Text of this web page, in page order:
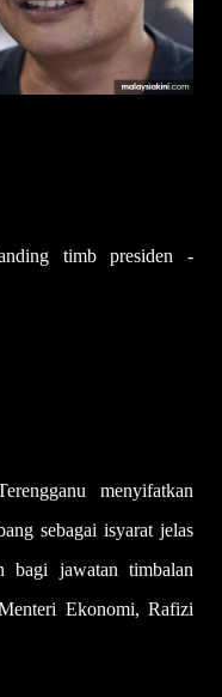
timb presiden -
menyifatkan
sebagai isyarat jelas
bagi jawatan timbalan
Ekonomi, Rafizi